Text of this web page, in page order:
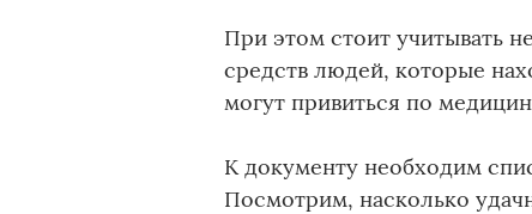
При этом стоит учитывать
средств людей, которые
могут привиться по
К документу необходим
Посмотрим, насколько